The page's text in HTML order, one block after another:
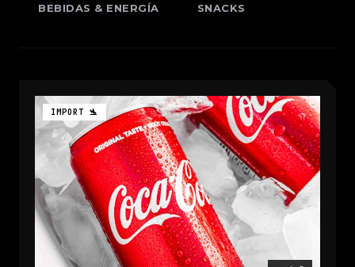
BEBIDAS & ENERGÍA SNACKS
IMPORT 🛬